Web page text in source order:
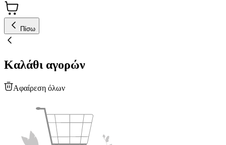
Πίσω
Καλάθι αγορών
Αφαίρεση όλων